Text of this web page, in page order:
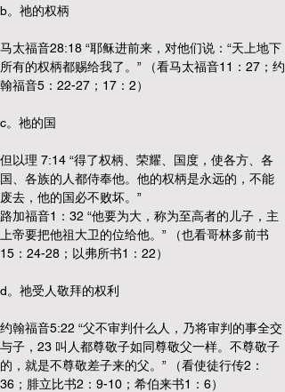
b。祂的权柄
马太福音28:18 “耶稣进前来，对他们说：“天上地下
所有的权柄都赐给我了。” （看马太福音11：27；约
翰福音5：22-27；17：2）
c。祂的国
但以理 7:14 “得了权柄、荣耀、国度，使各方、各
国、各族的人都侍奉他。他的权柄是永远的，不能
废去，他的国必不败坏。”
路加福音1：32 “他要为大，称为至高者的儿子，主
上帝要把他祖大卫的位给他。” （也看哥林多前书
15：24-28；以弗所书1：22）
d。祂受人敬拜的权利
约翰福音5:22 “父不审判什么人，乃将审判的事全交
与子，23 叫人都尊敬子如同尊敬父一样。不尊敬子
的，就是不尊敬差子来的父。” （看使徒行传2：
36；腓立比书2：9-10；希伯来书1：6）